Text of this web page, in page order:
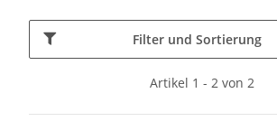
Filter und Sortierung
Artikel 1 - 2 von 2